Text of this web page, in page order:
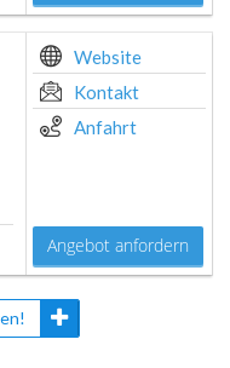
Website
Kontakt
Anfahrt
Angebot anfordern